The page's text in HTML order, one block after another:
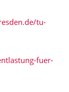
tu-
fuer-